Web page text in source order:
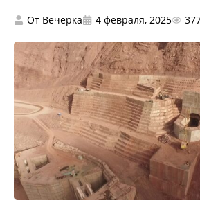
От Вечерка 4 февраля, 2025